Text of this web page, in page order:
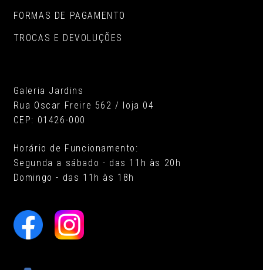
FORMAS DE PAGAMENTO
TROCAS E DEVOLUÇÕES
Galeria Jardins
Rua Oscar Freire 562 / loja 04
CEP: 01426-000
Horário de Funcionamento:
Segunda a sábado - das 11h às 20h
Domingo - das 11h às 18h